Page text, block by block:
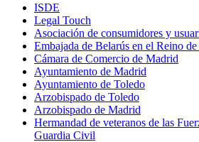
ISDE
Legal Touch
Asociación de consumidores y
Embajada de Belarús en el Reino de
Cámara de Comercio de Madrid
Ayuntamiento de Madrid
Ayuntamiento de Toledo
Arzobispado de Toledo
Arzobispado de Madrid
Hermandad de veteranos de las
Guardia Civil